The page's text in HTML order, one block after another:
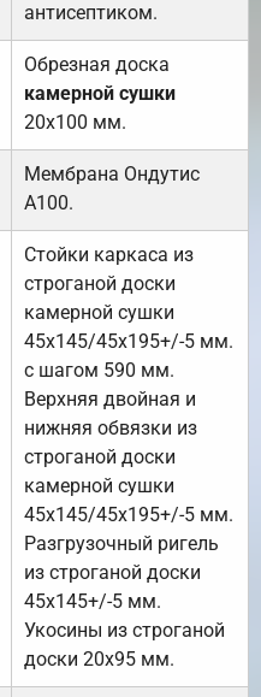
антисептиком.
Обрезная доска
камерной сушки
20х100 мм.
Мембрана Ондутис
А100.
Стойки каркаса из
строганой доски
камерной сушки
45х145/45х195+/-5 мм.
с шагом 590 мм.
Верхняя двойная и
нижняя обвязки из
строганой доски
камерной сушки
45х145/45х195+/-5 мм.
Разгрузочный ригель
из строганой доски
45х145+/-5 мм.
Укосины из строганой
доски 20х95 мм.